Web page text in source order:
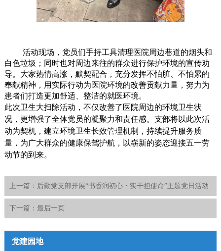
活动现场，党员们手持工具清理医院周边巷道的烟头和
白色垃圾；同时也对周边来往的群众进行保护环境的宣传劝
导。大家热情高涨，默契配合，充分发挥不怕脏、不怕累的
奉献精神，用实际行动为医院环境的改善贡献力量，努力为
患者们打造更加舒适、整洁的就医环境。
此次卫生大扫除活动，不仅改善了医院周边的环境卫生状
况，更增强了全体党员的凝聚力和责任感。支部将以此次活
动为契机，建立环境卫生长效管理机制，持续提升服务质
量，为广大群众的健康保驾护航，以崭新的姿态迎接五一劳
动节的到来。
上一篇： 后勤党支部开展“书香润初心・实干担使命”主题党日活动
下一篇： 最后一页
党建园地